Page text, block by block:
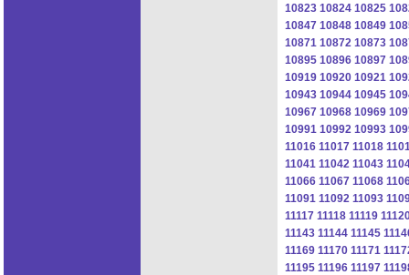
10823 10824 10825
10847 10848 10849
10871 10872 10873
10895 10896 10897
10919 10920 10921
10943 10944 10945
10967 10968 10969
10991 10992 10993
11016 11017 11018
11041 11042 11043
11066 11067 11068
11091 11092 11093
11117 11118 11119
11143 11144 11145
11169 11170 11171
11195 11196 11197